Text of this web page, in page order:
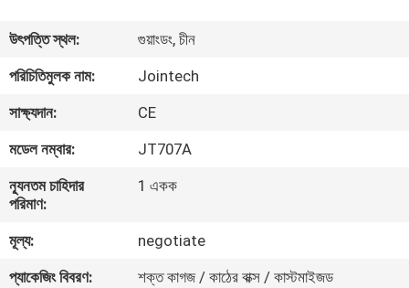
VR
প্রদর্শন
আমাদের
সম্পর্কে
কারখানা
ভ্রমণ
উৎপত্তি স্থল:
গুয়াংডং, চীন
পরিচিতিমুলক নাম:
Jointech
সাক্ষ্যদান:
CE
মডেল নম্বার:
JT707A
ন্যূনতম চাহিদার
পরিমাণ:
1 একক
মূল্য:
negotiate
প্যাকেজিং বিবরণ:
শক্ত কাগজ / কাঠের বাক্স / কাস্টমাইজড